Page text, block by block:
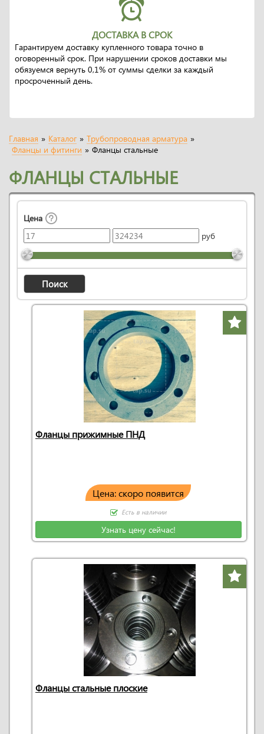
ДОСТАВКА В СРОК
Гарантируем доставку купленного товара точно в
оговоренный срок. При нарушении сроков доставки мы
обязуемся вернуть 0,1% от суммы сделки за каждый
просроченный день.
Главная » Каталог » Трубопроводная арматура »
Фланцы и фитинги » Фланцы стальные
ФЛАНЦЫ СТАЛЬНЫЕ
Цена
руб
Поиск
Фланцы прижимные ПНД
Цена: скоро появится
Есть в наличии
Узнать цену сейчас!
Фланцы стальные плоские